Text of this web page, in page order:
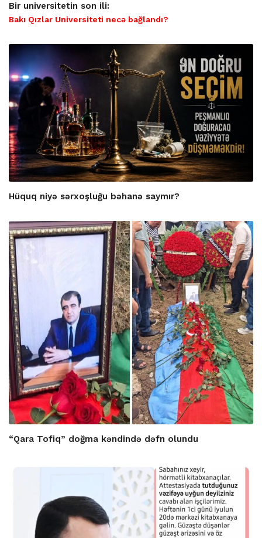
Bir universitetin son ili:
Bakı Qızlar Universiteti necə bağlandı?
Hüquq niyə sərxoşluğu bəhanə saymır?
“Qara Tofiq” doğma kəndində dəfn olundu